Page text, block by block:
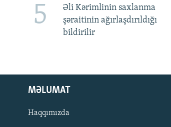
5
Əli Kərimlinin saxlanma
şəraitinin ağırlaşdırıldığı
bildirilir
MƏLUMAT
Haqqımızda